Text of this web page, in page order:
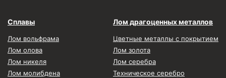
Сплавы
Лом вольфрама
Лом олова
Лом никеля
Лом молибдена
Лом драгоценных металлов
Цветные металлы с покрытием
Лом золота
Лом серебра
Техническое серебро